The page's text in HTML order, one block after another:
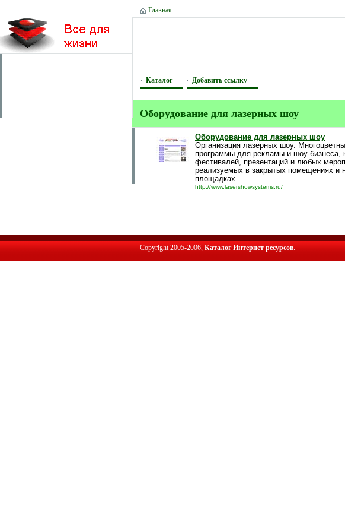
Главная
Каталог Добавить ссылку
Оборудование для лазерных шоу
Оборудование для лазерных шоу
Организация лазерных шоу.
программы для рекламы и шоу-бизнеса,
фестивалей, презентаций и любых
реализуемых в закрытых помещениях и
площадках.
http://www.lasershowsystems.ru/
Copyright 2005-2006, Каталог Интернет ресурсов.